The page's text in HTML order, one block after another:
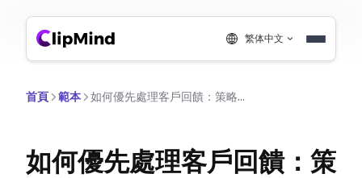
繁体中文
首頁 範本 如何優先處理客戶回饋：策略性框架
如何優先處理客戶回饋：策